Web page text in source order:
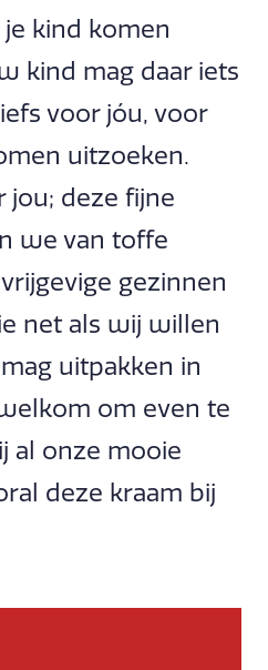
kind komen
kind mag daar iets
voor jóu, voor
uitzoeken.
jou; deze fijne
we van toffe
gezinnen
net als wij willen
uitpakken in
om even te
al onze mooie
deze kraam bij